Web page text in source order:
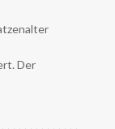
Der